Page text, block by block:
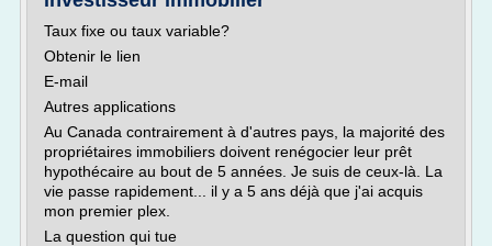
Taux fixe ou taux variable?
Obtenir le lien
E-mail
Autres applications
Au Canada contrairement à d'autres pays, la majorité des
propriétaires immobiliers doivent renégocier leur prêt
hypothécaire au bout de 5 années. Je suis de ceux-là. La
vie passe rapidement... il y a 5 ans déjà que j'ai acquis
mon premier plex.
La question qui tue